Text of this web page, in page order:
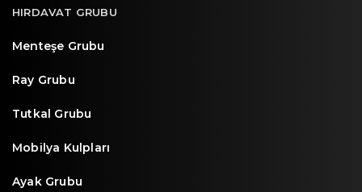
HIRDAVAT GRUBU
Menteşe Grubu
Ray Grubu
Tutkal Grubu
Mobilya Kulpları
Ayak Grubu